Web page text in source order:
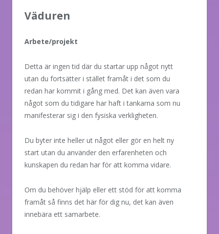
Väduren
Arbete/projekt
Detta är ingen tid där du startar upp något nytt
utan du fortsätter i stället framåt i det som du
redan har kommit i gång med. Det kan även vara
något som du tidigare har haft i tankarna som nu
manifesterar sig i den fysiska verkligheten.
Du byter inte heller ut något eller gör en helt ny
start utan du använder den erfarenheten och
kunskapen du redan har för att komma vidare.
Om du behöver hjälp eller ett stöd för att komma
framåt så finns det här för dig nu, det kan även
innebära ett samarbete.